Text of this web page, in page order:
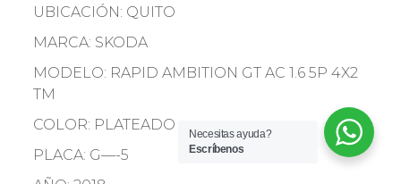
UBICACIÓN: QUITO
MARCA: SKODA
MODELO: RAPID AMBITION GT AC 1.6 5P 4X2
TM
COLOR: PLATEADO
PLACA: G—-5
Necesitas ayuda?
Escríbenos